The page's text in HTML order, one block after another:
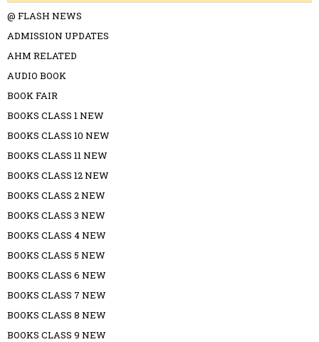
@ FLASH NEWS
ADMISSION UPDATES
AHM RELATED
AUDIO BOOK
BOOK FAIR
BOOKS CLASS 1 NEW
BOOKS CLASS 10 NEW
BOOKS CLASS 11 NEW
BOOKS CLASS 12 NEW
BOOKS CLASS 2 NEW
BOOKS CLASS 3 NEW
BOOKS CLASS 4 NEW
BOOKS CLASS 5 NEW
BOOKS CLASS 6 NEW
BOOKS CLASS 7 NEW
BOOKS CLASS 8 NEW
BOOKS CLASS 9 NEW